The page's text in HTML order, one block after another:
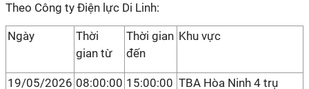
Theo Công ty Điện lực Di Linh:
Ngày
Thời
gian từ
Thời gian
đến
Khu vực
19/05/2026 08:00:00 15:00:00 TBA Hòa Ninh 4 trụ